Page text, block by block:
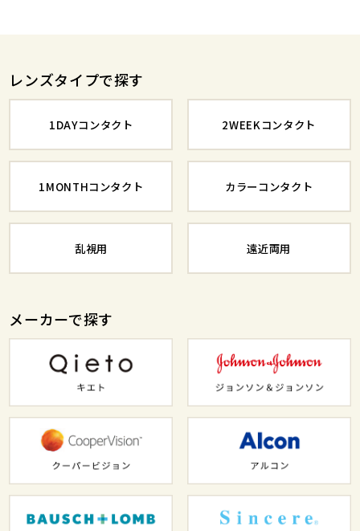
レンズタイプで探す
1DAYコンタクト 2WEEKコンタクト
1MONTHコンタクト カラーコンタクト
乱視用 遠近両用
メーカーで探す